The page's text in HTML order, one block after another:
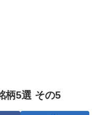
柄5選 その5